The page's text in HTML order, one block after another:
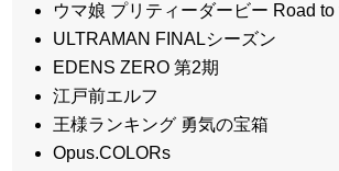
ウマ娘 プリティーダービー Road to
ULTRAMAN FINALシーズン
EDENS ZERO 第2期
江戸前エルフ
王様ランキング 勇気の宝箱
Opus.COLORs